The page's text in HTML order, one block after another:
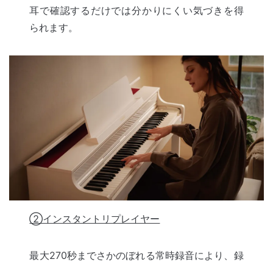
耳で確認するだけでは分かりにくい気づきを得
られます。
②インスタントリプレイヤー
最大270秒までさかのぼれる常時録音により、録